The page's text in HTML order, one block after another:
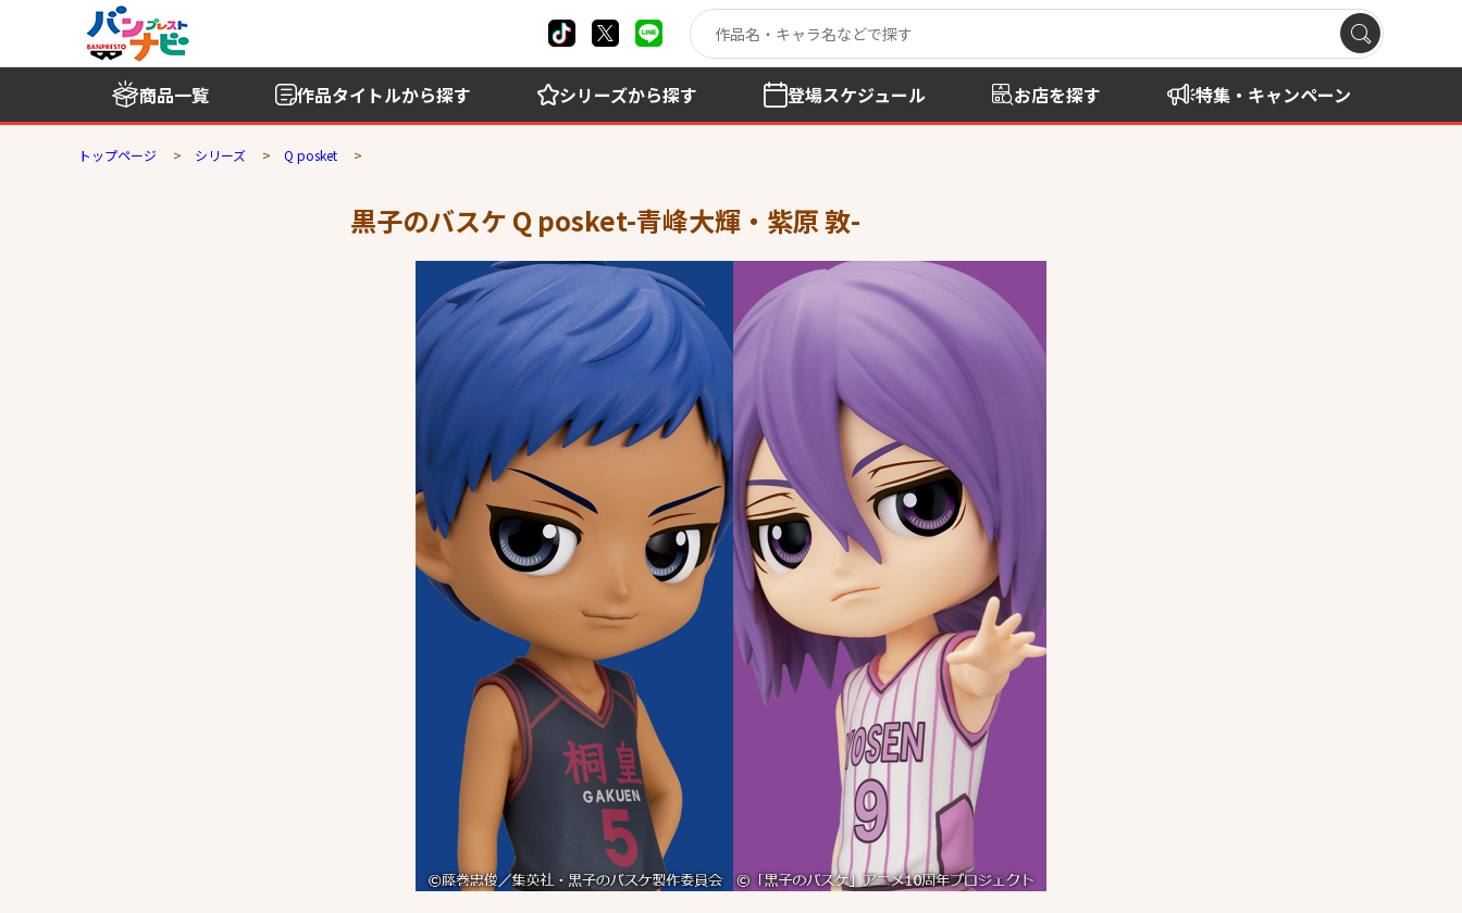
商品一覧 作品タイトルから探す シリーズから探す 登場スケジュール お店を探す 特集・キャンペーン
トップページ シリーズ Q posket
黒子のバスケ Q posket-青峰大輝・紫原 敦-